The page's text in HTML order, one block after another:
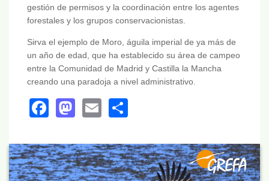
gestión de permisos y la coordinación entre los agentes
forestales y los grupos conservacionistas.
Sirva el ejemplo de Moro, águila imperial de ya más de
un año de edad, que ha establecido su área de campeo
entre la Comunidad de Madrid y Castilla la Mancha
creando una paradoja a nivel administrativo.
Facebook
Mastodon
Email